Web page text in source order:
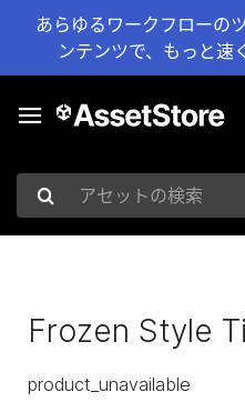
あらゆるワークフローの
ンテンツで、もっと速
アセットの検索
Frozen Style
product_unavailable